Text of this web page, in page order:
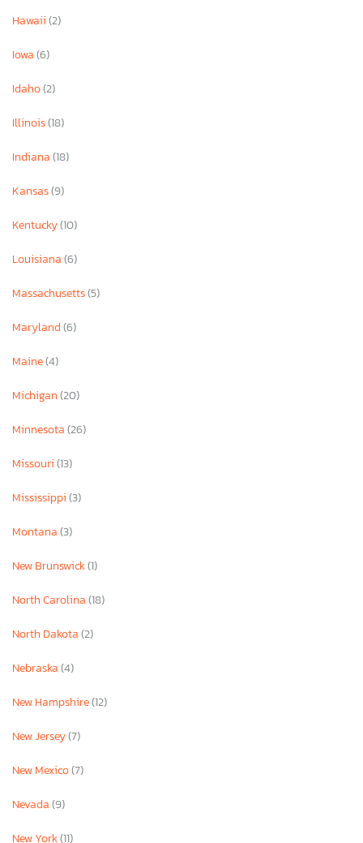
Hawaii(2)
Iowa(6)
Idaho(2)
Illinois(18)
Indiana(18)
Kansas(9)
Kentucky(10)
Louisiana(6)
Massachusetts(5)
Maryland(6)
Maine(4)
Michigan(20)
Minnesota(26)
Missouri(13)
Mississippi(3)
Montana(3)
New Brunswick(1)
North Carolina(18)
North Dakota(2)
Nebraska(4)
New Hampshire(12)
New Jersey(7)
New Mexico(7)
Nevada(9)
New York(11)